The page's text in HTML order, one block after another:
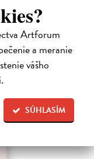
Artforum
a meranie
vášho
SÚHLASÍM
zrazu rúca.
na sklade